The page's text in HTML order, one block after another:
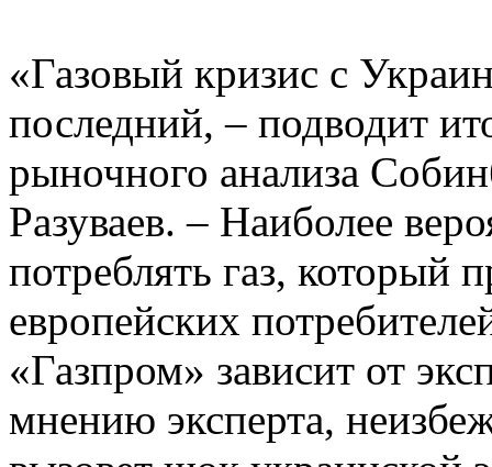
«Газовый кризис с
последний, – подводит
рыночного анализа
Разуваев. – Наиболее
потреблять газ, который
европейских
«Газпром» зависит от
мнению эксперта,